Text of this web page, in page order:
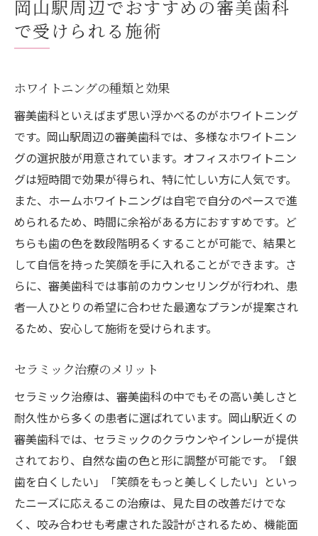
岡山駅周辺でおすすめの審美歯科
で受けられる施術
ホワイトニングの種類と効果
審美歯科といえばまず思い浮かべるのがホワイトニング
です。岡山駅周辺の審美歯科では、多様なホワイトニン
グの選択肢が用意されています。オフィスホワイトニン
グは短時間で効果が得られ、特に忙しい方に人気です。
また、ホームホワイトニングは自宅で自分のペースで進
められるため、時間に余裕がある方におすすめです。ど
ちらも歯の色を数段階明るくすることが可能で、結果と
して自信を持った笑顔を手に入れることができます。さ
らに、審美歯科では事前のカウンセリングが行われ、患
者一人ひとりの希望に合わせた最適なプランが提案され
るため、安心して施術を受けられます。
セラミック治療のメリット
セラミック治療は、審美歯科の中でもその高い美しさと
耐久性から多くの患者に選ばれています。岡山駅近くの
審美歯科では、セラミックのクラウンやインレーが提供
されており、自然な歯の色と形に調整が可能です。「銀
歯を白くしたい」「笑顔をもっと美しくしたい」といっ
たニーズに応えるこの治療は、見た目の改善だけでな
く、咬み合わせも考慮された設計がされるため、機能面